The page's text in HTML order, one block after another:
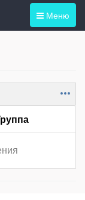
Меню
Item